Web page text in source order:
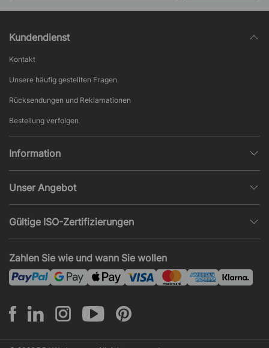
Kundendienst
Kontakt
Unsere häufig gestellten Fragen
Rücksendungen und Reklamationen
Bestellung verfolgen
Information
AGB und Widerruf
Beliebte Seiten
News und Artikel
Unser Angebot
Projekte, Angebote & Montage
Montage
Zahlen Sie wie und wann Sie wollen
Gültige ISO-Zertifizierungen
ISO 14001
ISO 45001